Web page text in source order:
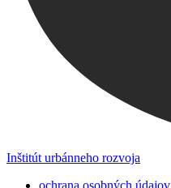
Inštitút urbánneho rozvoja